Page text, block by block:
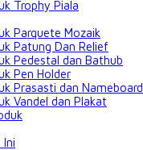
Trophy Piala
Parquete Mozaik
Patung Dan Relief
Pedestal dan Bathub
Pen Holder
Prasasti dan Nameboard
Vandel dan Plakat
Ini